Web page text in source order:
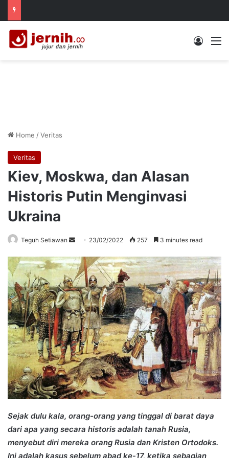
Log In
Home /Veritas
Veritas
Kiev, Moskwa, dan Alasan
Historis Putin Menginvasi
Ukraina
Teguh Setiawan
Send
email
23/02/2022 257 3 minutes read
Sejak dulu kala, orang-orang yang tinggal di barat daya
dari apa yang secara historis adalah tanah Rusia,
menyebut diri mereka orang Rusia dan Kristen Ortodoks.
Ini adalah kasus sebelum abad ke-17, ketika sebagian